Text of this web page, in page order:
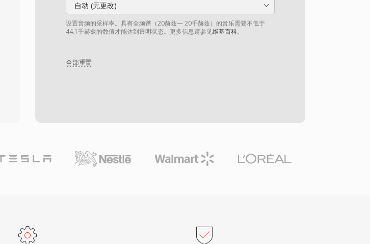
自动 (无更改)
设置音频的采样率。具有全频谱（20赫兹— 20千赫兹）的音乐需要不低于
44.1千赫兹的数值才能达到透明状态。更多信息请参见维基百科。
全部重置